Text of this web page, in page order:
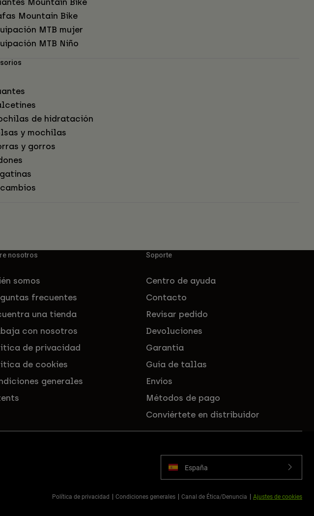
Mountain Bike
Mountain Bike
MTB mujer
MTB Niño
de hidratación
y mochilas
y gorros
nosotros
somos
frecuentes
una tienda
con nosotros
de privacidad
de cookies
generales
Soporte
Centro de ayuda
Contacto
Revisar pedido
Devoluciones
Garantía
Guía de tallas
Envíos
Métodos de pago
Conviértete en distribuidor
España
Política de privacidad Condiciones generales Canal de Ética/Denuncia Ajustes de cookies